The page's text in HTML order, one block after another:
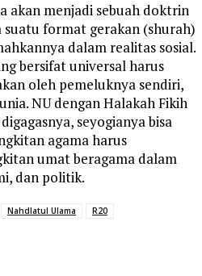
akan menjadi sebuah doktrin
format gerakan (shurah)
dalam realitas sosial.
bersifat universal harus
oleh pemeluknya sendiri,
NU dengan Halakah Fikih
seyogianya bisa
agama harus
umat beragama dalam
dan politik.
Nahdlatul Ulama R20